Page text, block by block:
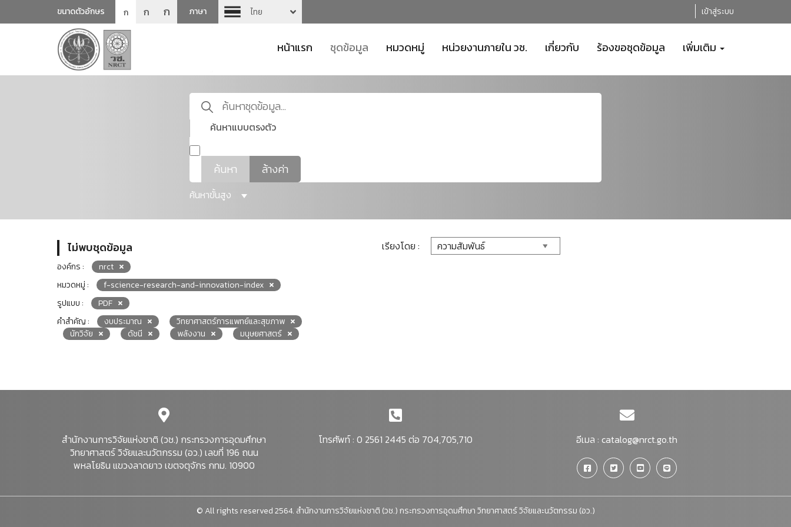
ขนาดตัวอักษร ก ก ก ภาษา ไทย เข้าสู่ระบบ
หน้าแรก ชุดข้อมูล หมวดหมู่ หน่วยงานภายใน วช. เกี่ยวกับ ร้องขอชุดข้อมูล เพิ่มเติม
ค้นหาแบบตรงตัว
ค้นหา ล้างค่า
ค้นหาขั้นสูง
ไม่พบชุดข้อมูล
องค์กร :
nrct
หมวดหมู่ :
f-science-research-and-innovation-index
รูปแบบ :
PDF
คำสำคัญ :
งบประมาณ
วิทยาศาสตร์การแพทย์และสุขภาพ
นักวิจัย
ดัชนี พลังงาน มนุษยศาสตร์
เรียงโดย :
สำนักงานการวิจัยแห่งชาติ (วช.) กระทรวงการอุดมศึกษา
วิทยาศาสตร์ วิจัยและนวัตกรรม (อว.) เลขที่ 196 ถนน
พหลโยธิน แขวงลาดยาว เขตจตุจักร กทม. 10900
โทรศัพท์ : 0 2561 2445 ต่อ 704,705,710 อีเมล :catalog@nrct.go.th
© All rights reserved 2564. สำนักงานการวิจัยแห่งชาติ (วช.) กระทรวงการอุดมศึกษา วิทยาศาสตร์ วิจัยและนวัตกรรม (อว.)